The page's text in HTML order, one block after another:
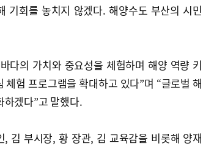
기회를 놓치지 않겠다. 해양수도 부산의 시민
다의 가치와 중요성을 체험하며 해양 역량 키
험 프로그램을 확대하고 있다”며 “글로벌 해
하겠다”고 말했다.
김 부시장, 황 장관, 김 교육감을 비롯해 양재